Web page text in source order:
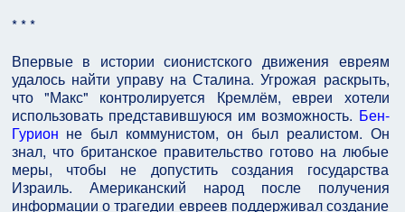
* * *
Впервые в истории сионистского движения евреям
удалось найти управу на Сталина. Угрожая раскрыть,
что "Макс" контролируется Кремлём, евреи хотели
использовать представившуюся им возможность. Бен-
Гурион не был коммунистом, он был реалистом. Он
знал, что британское правительство готово на любые
меры, чтобы не допустить создания государства
Израиль. Американский народ после получения
информации о трагедии евреев поддерживал создание